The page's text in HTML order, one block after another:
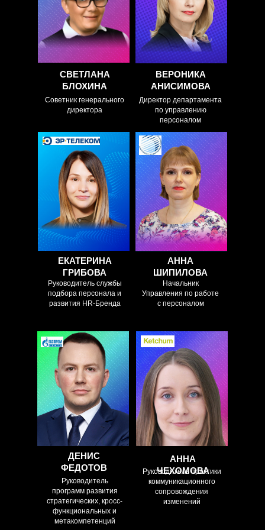
Руководитель службы
подбора персонала и
развития HR-Бренда
Советник генерального
директора
Директор департамента
по управлению
персоналом
Начальник
Управления по работе
с персоналом
СВЕТЛАНА
БЛОХИНА
ВЕРОНИКА
АНИСИМОВА
ЕКАТЕРИНА
ГРИБОВА
АННА
ШИПИЛОВА
ДОКЛАД:
Законодательные
нормы об удаленной
работе, пробелы –
решения
ДОКЛАД:
Как помочь
руководителям
осуществлять контроль
за полноценной
деятельностью
удаленных сотрудников.
Как выстроить
коммуникации?
процессов контроля
для удаленного
режима работы
поддерживается
чувство команды при
удалённой работе?
ДЕНИС
ФЕДОТОВ
ДОКЛАД:
это тоже касается:
новые возможности
обучения и развития
в режиме удаленной
работы от кафедры
стратегических
компетенций
«Газпром нефти»
Руководитель
программ развития
стратегических, кросс-
функциональных и
метакомпетенций
Советник генерального
директора
АННА
ЧЕХОМОВА
РЕГИСТРАЦИЯ
УЧАСТНИКОВ,
ЗНАКОМСТВО
Руководитель практики
коммуникационного
сопровождения
изменений